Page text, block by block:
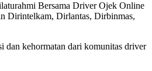
Bersama Driver Ojek Online
Dirintelkam, Dirlantas, Dirbinmas,
dan kehormatan dari komunitas driver